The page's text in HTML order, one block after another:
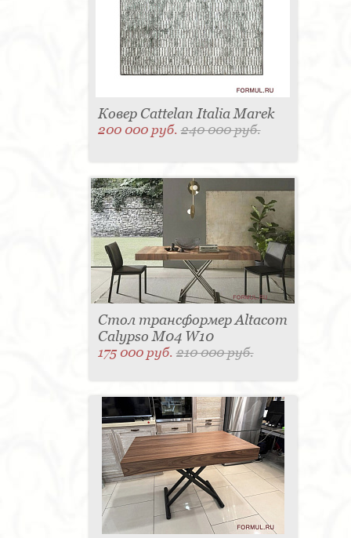
Ковер Cattelan Italia Marek
200 000 руб.240 000 руб.
Стол трансформер Altacom
Calypso M04 W10
175 000 руб.210 000 руб.